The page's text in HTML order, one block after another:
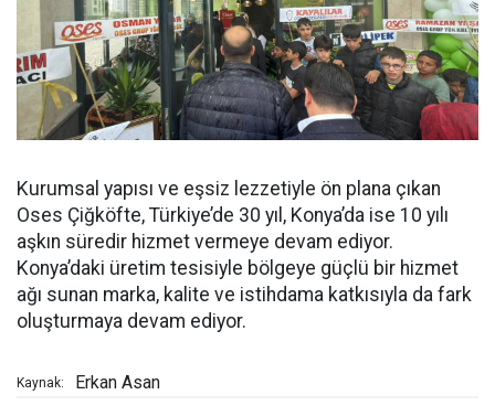
Kurumsal yapısı ve eşsiz lezzetiyle ön plana çıkan
Oses Çiğköfte, Türkiye’de 30 yıl, Konya’da ise 10 yılı
aşkın süredir hizmet vermeye devam ediyor.
Konya’daki üretim tesisiyle bölgeye güçlü bir hizmet
ağı sunan marka, kalite ve istihdama katkısıyla da fark
oluşturmaya devam ediyor.
Kaynak: Erkan Asan